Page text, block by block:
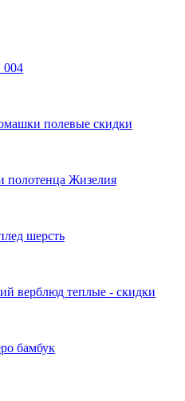
004
полевые скидки
полотенца Жизелия
шерсть
верблюд теплые - скидки
бамбук